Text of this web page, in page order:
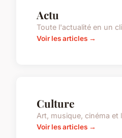
Actu
Toute l'actualité en un
Voir les articles →
Culture
Art, musique, cinéma et
Voir les articles →